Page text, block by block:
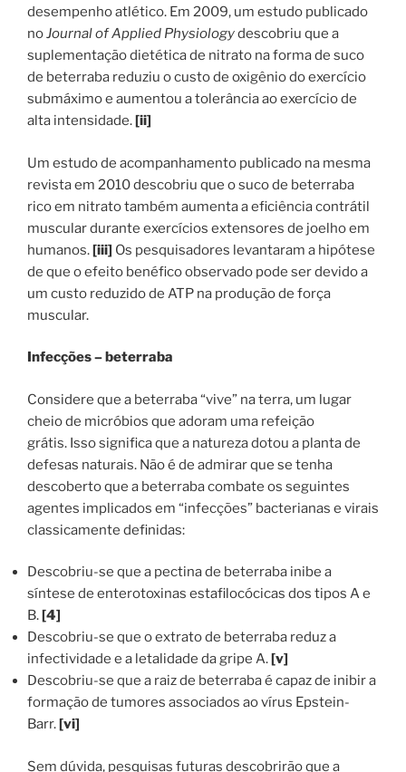
desempenho atlético. Em 2009, um estudo publicado
noJournal of Applied Physiologydescobriu que a
suplementação dietética de nitrato na forma de suco
de beterraba reduziu o custo de oxigênio do exercício
submáximo e aumentou a tolerância ao exercício de
alta intensidade.[ii]
Um estudo de acompanhamento publicado na mesma
revista em 2010 descobriu que o suco de beterraba
rico em nitrato também aumenta a eficiência contrátil
muscular durante exercícios extensores de joelho em
humanos.[iii] Os pesquisadores levantaram a hipótese
de que o efeito benéfico observado pode ser devido a
um custo reduzido de ATP na produção de força
muscular.
Infecções – beterraba
Considere que a beterraba “vive” na terra, um lugar
cheio de micróbios que adoram uma refeição
grátis. Isso significa que a natureza dotou a planta de
defesas naturais. Não é de admirar que se tenha
descoberto que a beterraba combate os seguintes
agentes implicados em “infecções” bacterianas e virais
classicamente definidas:
Descobriu-se que a pectina de beterraba inibe a
síntese de enterotoxinas estafilocócicas dos tipos A e
B.[4]
Descobriu-se que o extrato de beterraba reduz a
infectividade e a letalidade da gripe A.[v]
Descobriu-se que a raiz de beterraba é capaz de inibir a
formação de tumores associados ao vírus Epstein-
Barr.[vi]
Sem dúvida, pesquisas futuras descobrirão que a